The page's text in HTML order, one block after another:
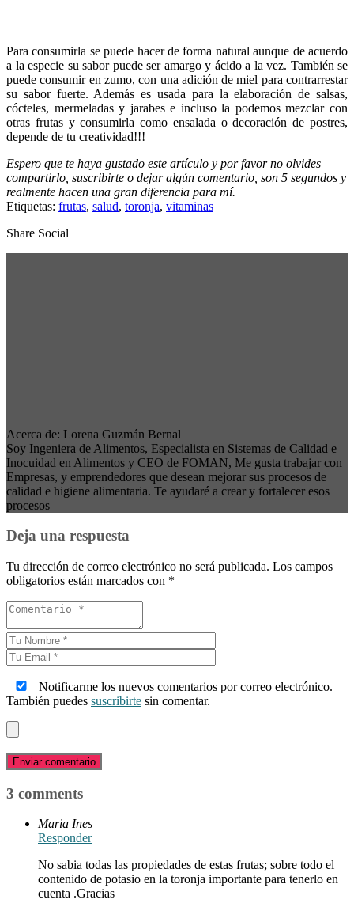
Para consumirla se puede hacer de forma natural aunque de acuerdo
a la especie su sabor puede ser amargo y ácido a la vez. También se
puede consumir en zumo, con una adición de miel para contrarrestar
su sabor fuerte. Además es usada para la elaboración de salsas,
cócteles, mermeladas y jarabes e incluso la podemos mezclar con
otras frutas y consumirla como ensalada o decoración de postres,
depende de tu creatividad!!!
Espero que te haya gustado este artículo y por favor no olvides
compartirlo, suscribirte o dejar algún comentario, son 5 segundos y
realmente hacen una gran diferencia para mí.
Etiquetas: frutas, salud, toronja, vitaminas
Share Social
Acerca de: Lorena Guzmán Bernal
Soy Ingeniera de Alimentos, Especialista en Sistemas de Calidad e
Inocuidad en Alimentos y CEO de FOMAN, Me gusta trabajar con
Empresas, y emprendedores que desean mejorar sus procesos de
calidad e higiene alimentaria. Te ayudaré a crear y fortalecer esos
procesos
Deja una respuesta
Tu dirección de correo electrónico no será publicada. Los campos
obligatorios están marcados con *
Notificarme los nuevos comentarios por correo electrónico.
También puedes suscribirte sin comentar.
Enviar comentario
3 comments
Maria Ines
Responder
No sabia todas las propiedades de estas frutas; sobre todo el
contenido de potasio en la toronja importante para tenerlo en
cuenta .Gracias